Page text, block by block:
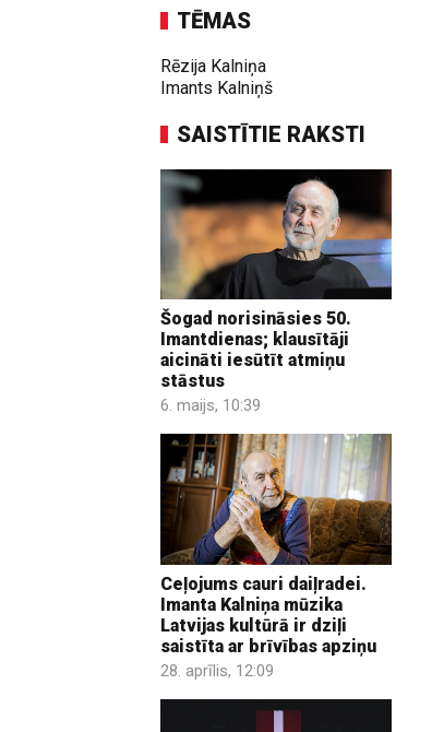
TĒMAS
Rēzija Kalniņa
Imants Kalniņš
SAISTĪTIE RAKSTI
Šogad norisināsies 50.
Imantdienas; klausītāji
aicināti iesūtīt atmiņu
stāstus
6. maijs, 10:39
Ceļojums cauri daiļradei.
Imanta Kalniņa mūzika
Latvijas kultūrā ir dziļi
saistīta ar brīvības apziņu
28. aprīlis, 12:09